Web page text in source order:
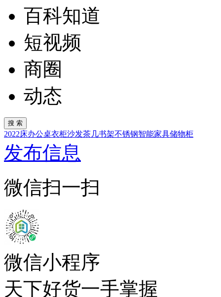
百科知道
短视频
商圈
动态
2022床办公桌衣柜沙发茶几书架不锈钢智能家具储物柜
发布信息
微信扫一扫
微信小程序
天下好货一手掌握